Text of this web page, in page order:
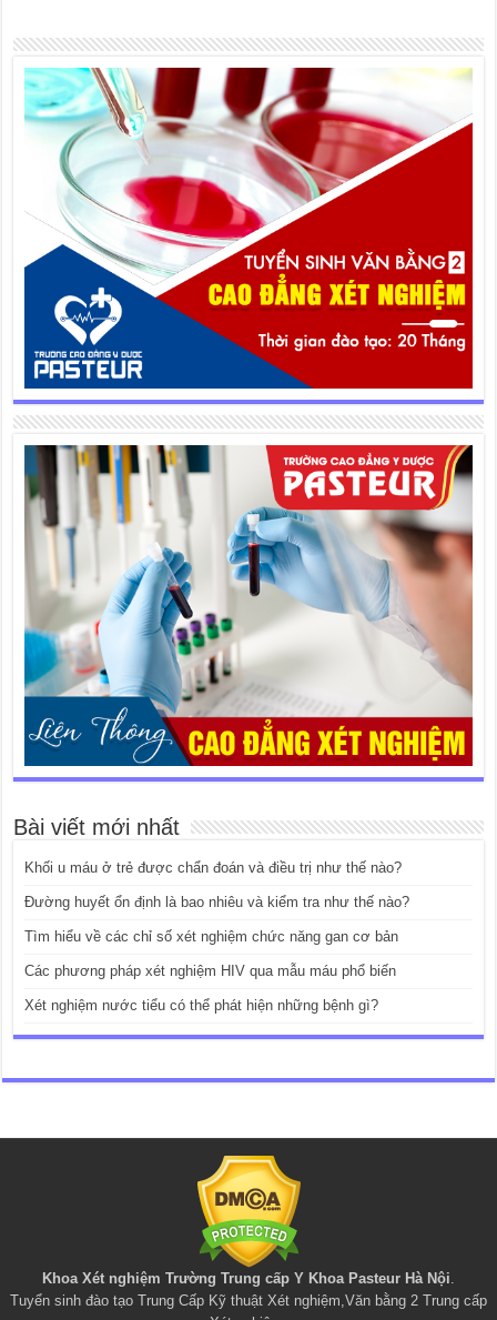
Bài viết mới nhất
Khối u máu ở trẻ được chẩn đoán và điều trị như thế nào?
Đường huyết ổn định là bao nhiêu và kiểm tra như thế nào?
Tìm hiểu về các chỉ số xét nghiệm chức năng gan cơ bản
Các phương pháp xét nghiệm HIV qua mẫu máu phổ biến
Xét nghiệm nước tiểu có thể phát hiện những bệnh gì?
Khoa Xét nghiệm Trường Trung cấp Y Khoa Pasteur Hà Nội
Tuyển sinh đào tạo Trung Cấp Kỹ thuật Xét nghiệm Văn bằng 2 Trung cấp